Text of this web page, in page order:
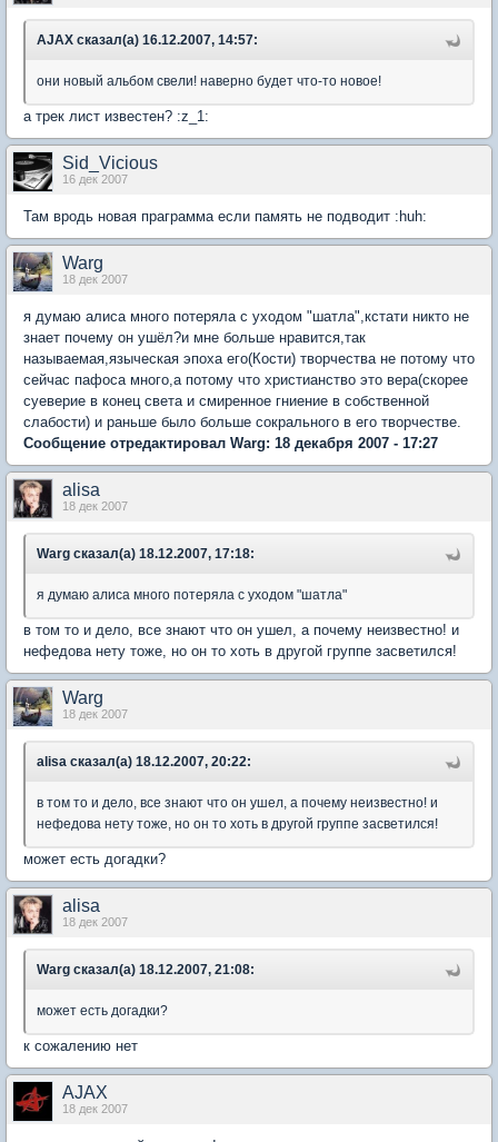
AJAX сказал(а) 16.12.2007, 14:57:
они новый альбом свели! наверно будет что-то новое!
а трек лист известен? :z_1:
Sid_Vicious
16 дек 2007
Там вродь новая праграмма если память не подводит :huh:
Warg
18 дек 2007
я думаю алиса много потеряла с уходом "шатла",кстати никто не
знает почему он ушёл?и мне больше нравится,так
называемая,языческая эпоха его(Кости) творчества не потому что
сейчас пафоса много,а потому что христианство это вера(скорее
суеверие в конец света и смиренное гниение в собственной
слабости) и раньше было больше сокрального в его творчестве.
Сообщение отредактировал Warg: 18 декабря 2007 - 17:27
alisa
18 дек 2007
Warg сказал(а) 18.12.2007, 17:18:
я думаю алиса много потеряла с уходом "шатла"
в том то и дело, все знают что он ушел, а почему неизвестно! и
нефедова нету тоже, но он то хоть в другой группе засветился!
Warg
18 дек 2007
alisa сказал(а) 18.12.2007, 20:22:
в том то и дело, все знают что он ушел, а почему неизвестно! и
нефедова нету тоже, но он то хоть в другой группе засветился!
может есть догадки?
alisa
18 дек 2007
Warg сказал(а) 18.12.2007, 21:08:
может есть догадки?
к сожалению нет
AJAX
18 дек 2007